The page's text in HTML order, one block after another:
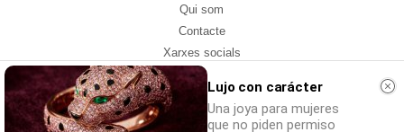
Qui som
Contacte
Xarxes socials
Amb col·laboració de:Lujo con carácter
Una joya para mujeres
que no piden permiso